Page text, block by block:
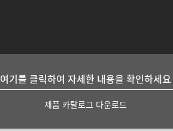
여기를 클릭하여 자세한 내용을 확인하세요
제품 카탈로그 다운로드